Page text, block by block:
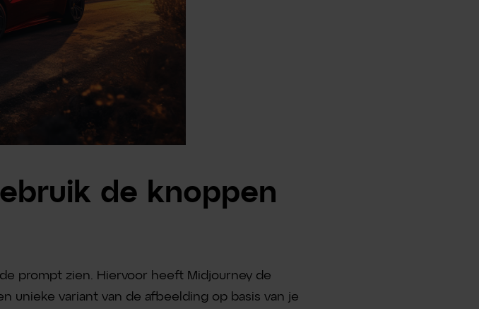
de knoppen
prompt zien. Hiervoor heeft Midjourney de
unieke variant van de afbeelding op basis van je